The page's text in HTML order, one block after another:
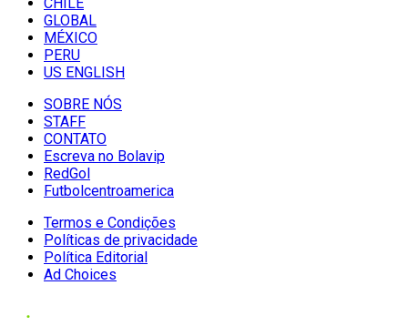
GLOBAL
MÉXICO
PERU
US ENGLISH
SOBRE NÓS
STAFF
CONTATO
Escreva no Bolavip
RedGol
Futbolcentroamerica
Termos e Condições
Políticas de privacidade
Política Editorial
Ad Choices